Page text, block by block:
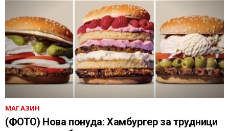
МАГАЗИН
(ФОТО) Нова понуда: Хамбургер за трудници